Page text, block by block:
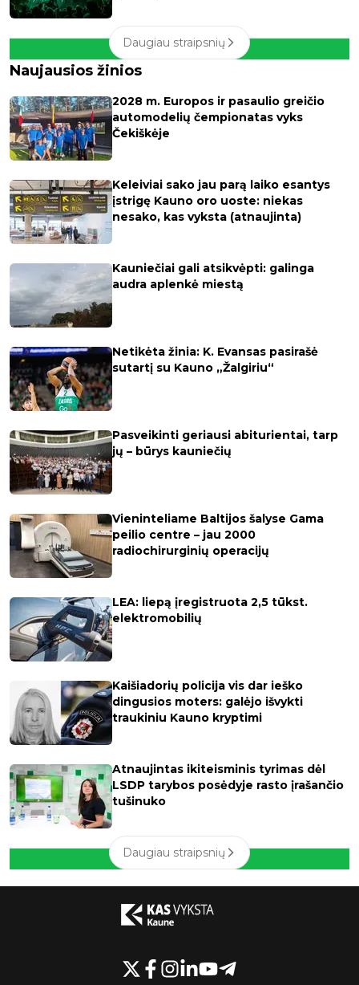
Daugiau straipsnių
Naujausios žinios
2028 m. Europos ir pasaulio greičio
automodelių čempionatas vyks
Čekiškėje
Keleiviai sako jau parą laiko esantys
įstrigę Kauno oro uoste: niekas
nesako, kas vyksta (atnaujinta)
Kauniečiai gali atsikvėpti: galinga
audra aplenkė miestą
Netikėta žinia: K. Evansas pasirašė
sutartį su Kauno „Žalgiriu“
Pasveikinti geriausi abiturientai, tarp
jų – būrys kauniečių
Vieninteliame Baltijos šalyse Gama
peilio centre – jau 2000
radiochirurginių operacijų
LEA: liepą įregistruota 2,5 tūkst.
elektromobilių
Kaišiadorių policija vis dar ieško
dingusios moters: galėjo išvykti
traukiniu Kauno kryptimi
Atnaujintas ikiteisminis tyrimas dėl
LSDP tarybos posėdyje rasto įrašančio
tušinuko
Daugiau straipsnių